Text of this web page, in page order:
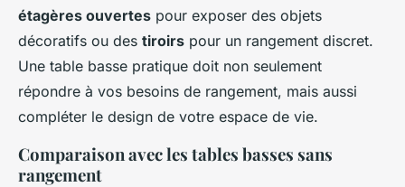
étagères ouvertes pour exposer des objets
décoratifs ou des tiroirs pour un rangement discret.
Une table basse pratique doit non seulement
répondre à vos besoins de rangement, mais aussi
compléter le design de votre espace de vie.
Comparaison avec les tables basses sans
rangement